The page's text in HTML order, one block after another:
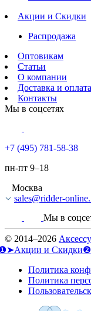
Акции и Скидки
Распродажа
Оптовикам
Статьи
О компании
Доставка и оплата
Контакты
Мы в соцсетях
+7 (495) 781-58-38
пн-пт 9–18
Москва
sales@ridder-
Мы в
© 2014–2026
и Скидки
Политика
Политика